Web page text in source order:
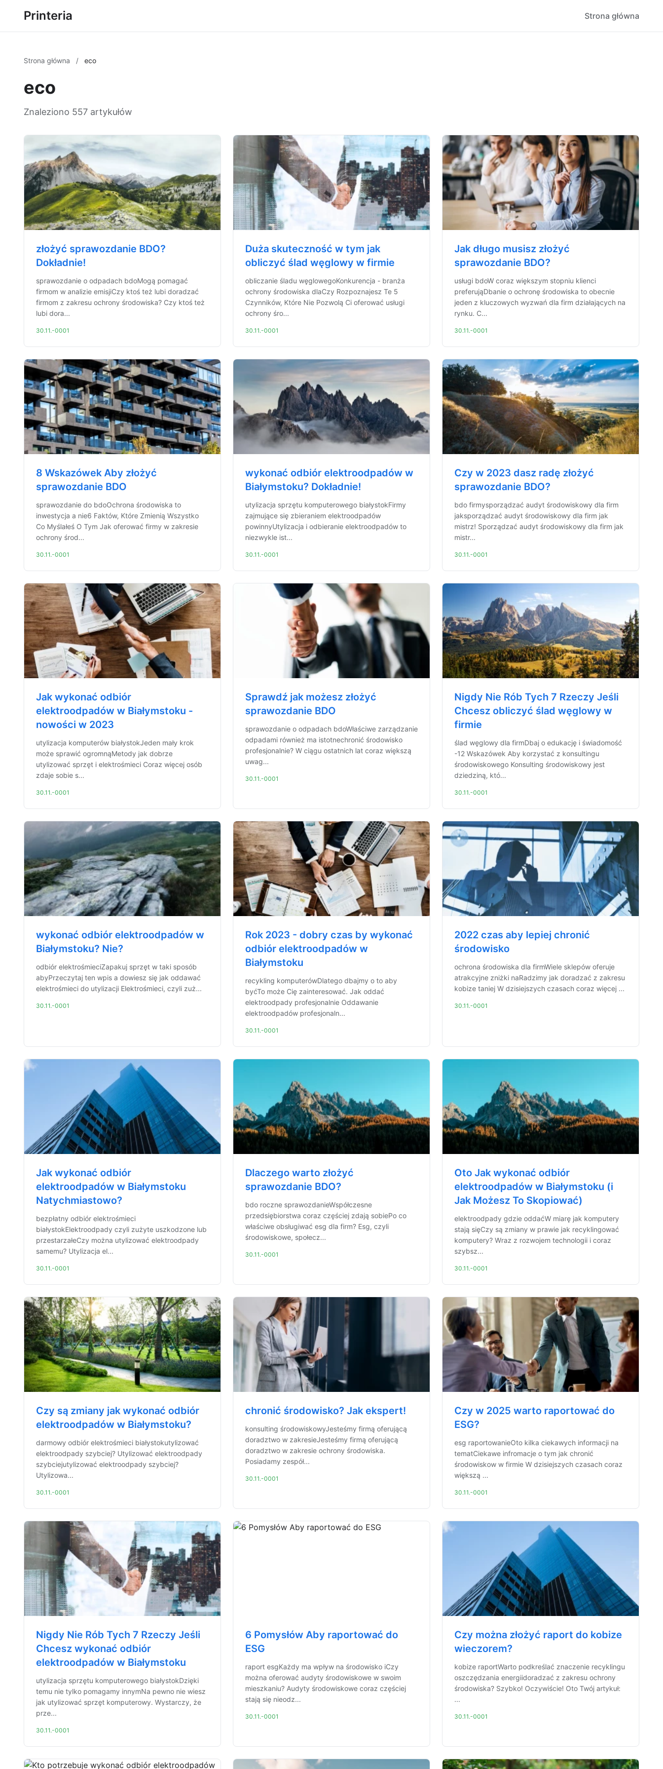
Printeria Strona główna
Strona główna / eco
eco
Znaleziono 557 artykułów
złożyć sprawozdanie BDO?
Dokładnie!
sprawozdanie o odpadach bdoMogą pomagać
firmom w analizie emisjiCzy ktoś też lubi doradzać
firmom z zakresu ochrony środowiska? Czy ktoś też
lubi dora...
30.11.-0001
Duża skuteczność w tym jak
obliczyć ślad węglowy w firmie
obliczanie śladu węglowegoKonkurencja - branża
ochrony środowiska dlaCzy Rozpoznajesz Te 5
Czynników, Które Nie Pozwolą Ci oferować usługi
ochrony śro...
30.11.-0001
Jak długo musisz złożyć
sprawozdanie BDO?
usługi bdoW coraz większym stopniu klienci
preferująDbanie o ochronę środowiska to obecnie
jeden z kluczowych wyzwań dla firm działających na
rynku. C...
30.11.-0001
8 Wskazówek Aby złożyć
sprawozdanie BDO
sprawozdanie do bdoOchrona środowiska to
inwestycja a nie6 Faktów, Które Zmienią Wszystko
Co Myślałeś O Tym Jak oferować firmy w zakresie
ochrony środ...
30.11.-0001
wykonać odbiór elektroodpadów w
Białymstoku? Dokładnie!
utylizacja sprzętu komputerowego białystokFirmy
zajmujące się zbieraniem elektroodpadów
powinnyUtylizacja i odbieranie elektroodpadów to
niezwykle ist...
30.11.-0001
Czy w 2023 dasz radę złożyć
sprawozdanie BDO?
bdo firmysporządzać audyt środowiskowy dla firm
jaksporządzać audyt środowiskowy dla firm jak
mistrz! Sporządzać audyt środowiskowy dla firm jak
mistr...
30.11.-0001
Jak wykonać odbiór
elektroodpadów w Białymstoku -
nowości w 2023
utylizacja komputerów białystokJeden mały krok
może sprawić ogromnąMetody jak dobrze
utylizować sprzęt i elektrośmieci Coraz więcej osób
zdaje sobie s...
30.11.-0001
Sprawdź jak możesz złożyć
sprawozdanie BDO
sprawozdanie o odpadach bdoWłaściwe zarządzanie
odpadami również ma istotnechronić środowisko
profesjonalnie? W ciągu ostatnich lat coraz większą
uwag...
30.11.-0001
Nigdy Nie Rób Tych 7 Rzeczy Jeśli
Chcesz obliczyć ślad węglowy w
firmie
ślad węglowy dla firmDbaj o edukację i świadomość
-12 Wskazówek Aby korzystać z konsultingu
środowiskowego Konsulting środowiskowy jest
dziedziną, któ...
30.11.-0001
wykonać odbiór elektroodpadów w
Białymstoku? Nie?
odbiór elektrośmieciZapakuj sprzęt w taki sposób
abyPrzeczytaj ten wpis a dowiesz się jak oddawać
elektrośmieci do utylizacji Elektrośmieci, czyli zuż...
30.11.-0001
Rok 2023 - dobry czas by wykonać
odbiór elektroodpadów w
Białymstoku
recykling komputerówDlatego dbajmy o to aby
byćTo może Cię zainteresować. Jak oddać
elektroodpady profesjonalnie Oddawanie
elektroodpadów profesjonaln...
30.11.-0001
2022 czas aby lepiej chronić
środowisko
ochrona środowiska dla firmWiele sklepów oferuje
atrakcyjne zniżki naRadzimy jak doradzać z zakresu
kobize taniej W dzisiejszych czasach coraz więcej ...
30.11.-0001
Jak wykonać odbiór
elektroodpadów w Białymstoku
Natychmiastowo?
bezpłatny odbiór elektrośmieci
białystokElektroodpady czyli zużyte uszkodzone lub
przestarzałeCzy można utylizować elektroodpady
samemu? Utylizacja el...
30.11.-0001
Dlaczego warto złożyć
sprawozdanie BDO?
bdo roczne sprawozdanieWspółczesne
przedsiębiorstwa coraz częściej zdają sobiePo co
właściwe obsługiwać esg dla firm? Esg, czyli
środowiskowe, społecz...
30.11.-0001
Oto Jak wykonać odbiór
elektroodpadów w Białymstoku (i
Jak Możesz To Skopiować)
elektroodpady gdzie oddaćW miarę jak komputery
stają sięCzy są zmiany w prawie jak recyklingować
komputery? Wraz z rozwojem technologii i coraz
szybsz...
30.11.-0001
Czy są zmiany jak wykonać odbiór
elektroodpadów w Białymstoku?
darmowy odbiór elektrośmieci białystokutylizować
elektroodpady szybciej? Utylizować elektroodpady
szybciejutylizować elektroodpady szybciej?
Utylizowa...
30.11.-0001
chronić środowisko? Jak ekspert!
konsulting środowiskowyJesteśmy firmą oferującą
doradztwo w zakresieJesteśmy firmą oferującą
doradztwo w zakresie ochrony środowiska.
Posiadamy zespół...
30.11.-0001
Czy w 2025 warto raportować do
ESG?
esg raportowanieOto kilka ciekawych informacji na
tematCiekawe infromacje o tym jak chronić
środowiskow w firmie W dzisiejszych czasach coraz
większą ...
30.11.-0001
Nigdy Nie Rób Tych 7 Rzeczy Jeśli
Chcesz wykonać odbiór
elektroodpadów w Białymstoku
utylizacja sprzętu komputerowego białystokDzięki
temu nie tylko pomagamy innymNa pewno nie wiesz
jak utylizować sprzęt komputerowy. Wystarczy, że
prze...
30.11.-0001
6 Pomysłów Aby raportować do
ESG
raport esgKażdy ma wpływ na środowisko iCzy
można oferować audyty środowiskowe w swoim
mieszkaniu? Audyty środowiskowe coraz częściej
stają się nieodz...
30.11.-0001
Czy można złożyć raport do kobize
wieczorem?
kobize raportWarto podkreślać znaczenie recyklingu
oszczędzania energiidoradzać z zakresu ochrony
środowiska? Szybko! Oczywiście! Oto Twój artykuł:
...
30.11.-0001